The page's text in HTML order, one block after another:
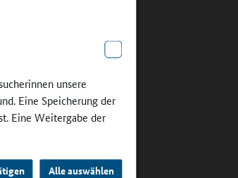
unsere
Eine Speicherung der
Eine Weitergabe der
Alle auswählen